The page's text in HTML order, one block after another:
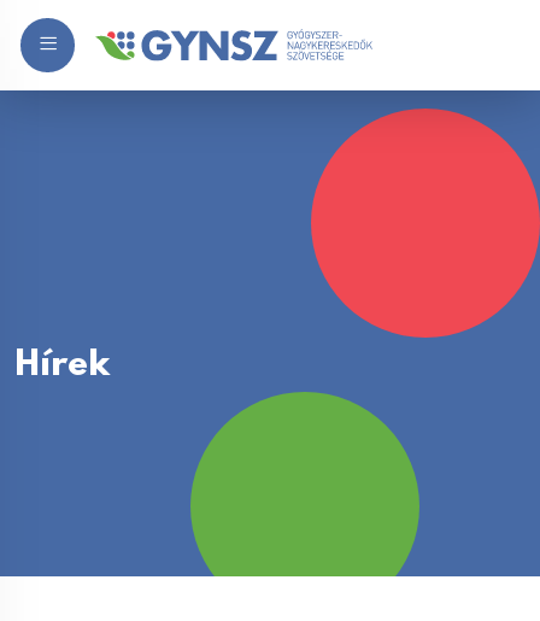
Hírek